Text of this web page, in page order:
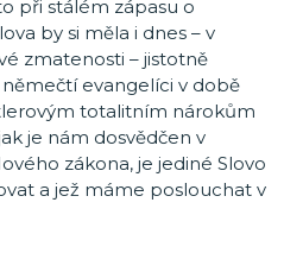
při stálém zápasu o
by si měla i dnes – v
zmatenosti – jistotně
evangelíci v době
totalitním nárokům
je nám dosvědčen v
zákona, je jediné Slovo
a jež máme poslouchat v